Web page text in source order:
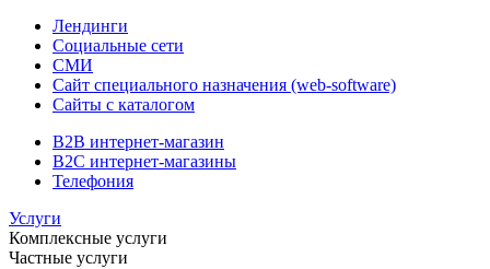
Лендинги
Социальные сети
СМИ
Сайт специального назначения (web-software)
Сайты с каталогом
B2B интернет-магазин
B2C интернет-магазины
Телефония
Услуги
Комплексные услуги
Частные услуги